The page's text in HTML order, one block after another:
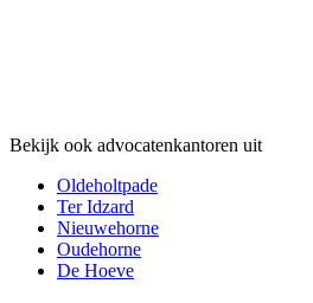
Bekijk ook advocatenkantoren uit
Oldeholtpade
Ter Idzard
Nieuwehorne
Oudehorne
De Hoeve